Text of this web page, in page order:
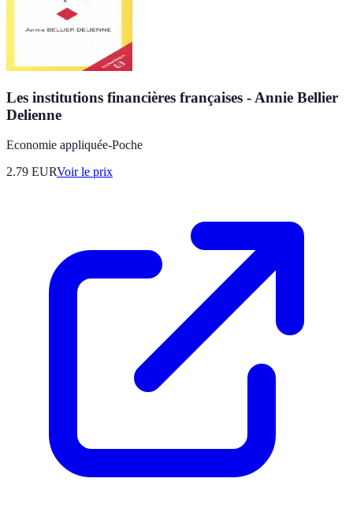
Les institutions financières françaises - Annie Bellier
Delienne
Economie appliquée-Poche
2.79 EURVoir le prix